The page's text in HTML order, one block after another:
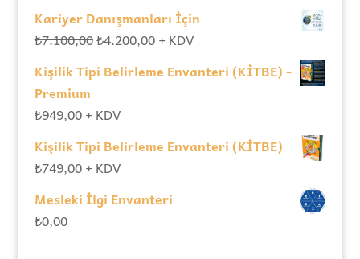
Kariyer Danışmanları İçin
₺7.100,00Orijinal
₺7.100,00.
₺4.200,00Şu
fiyat:
+ KDV
Kişilik Tipi Belirleme Envanteri (KİTBE) -
Premium
₺949,00 + KDV
Kişilik Tipi Belirleme Envanteri (KİTBE)
₺749,00 + KDV
Mesleki İlgi Envanteri
₺0,00